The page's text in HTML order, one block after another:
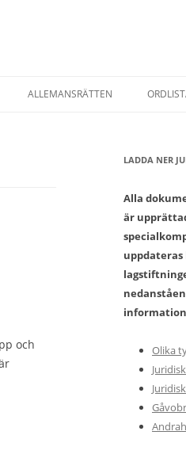
SKATT PRIVATPERSONER
ALLEMANSRÄTTEN
och
LADDA NER
Alla
är
Olika